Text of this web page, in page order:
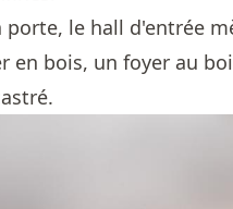
porte, le hall d'entrée
en bois, un foyer au